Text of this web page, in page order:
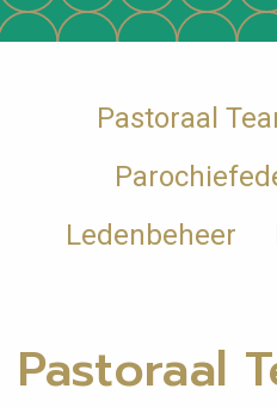
Pastoraal
Ledenbeheer
Pastoraal